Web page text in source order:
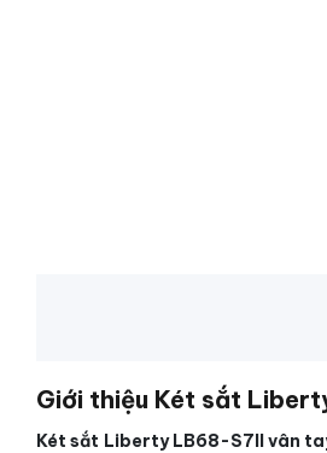
Giới thiệu Két sắt
Két sắt Liberty LB68-S7II vân